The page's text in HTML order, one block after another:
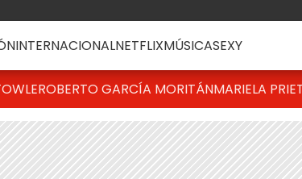
INTERNACIONALNETFLIXMÚSICASEXY
ROBERTO GARCÍA MORITÁNMARIELA